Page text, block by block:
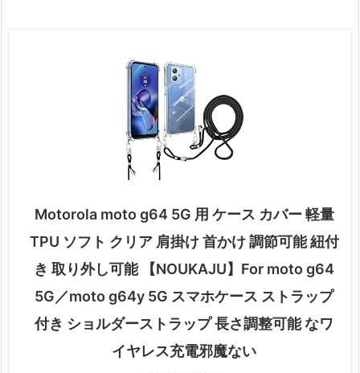
Motorola moto g64 5G 用 ケース カバー 軽量
TPU ソフト クリア 肩掛け 首かけ 調節可能 紐付
き 取り外し可能 【NOUKAJU】For moto g64
5G／moto g64y 5G スマホケース ストラップ
付き ショルダーストラップ 長さ調整可能 なワ
イヤレス充電邪魔ない